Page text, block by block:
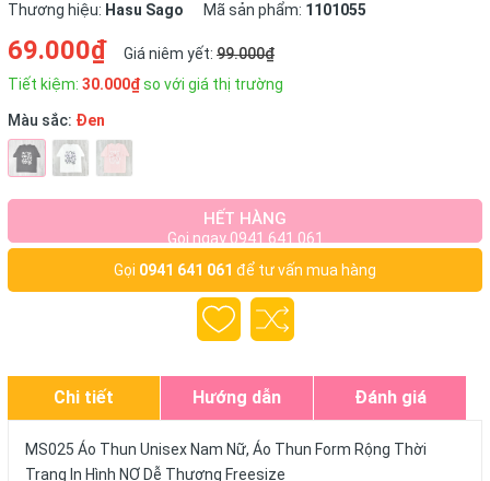
Thương hiệu: Hasu Sago Mã sản phẩm: 1101055
69.000₫ Giá niêm yết: 99.000₫
Tiết kiệm: 30.000₫so với giá thị trường
Màu sắc: Đen
HẾT HÀNG
Gọi ngay 0941 641 061
Gọi 0941 641 061 để tư vấn mua hàng
Chi tiết Hướng dẫn Đánh giá
MS025 Áo Thun Unisex Nam Nữ, Áo Thun Form Rộng Thời
Trang In Hình NƠ Dễ Thương Freesize